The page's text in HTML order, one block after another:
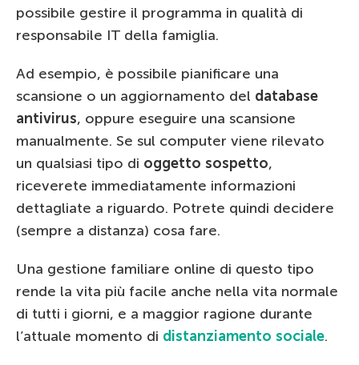
possibile gestire il programma in qualità di
responsabile IT della famiglia.
Ad esempio, è possibile pianificare una
scansione o un aggiornamento del database
antivirus, oppure eseguire una scansione
manualmente. Se sul computer viene rilevato
un qualsiasi tipo di oggetto sospetto,
riceverete immediatamente informazioni
dettagliate a riguardo. Potrete quindi decidere
(sempre a distanza) cosa fare.
Una gestione familiare online di questo tipo
rende la vita più facile anche nella vita normale
di tutti i giorni, e a maggior ragione durante
l’attuale momento di distanziamento sociale.